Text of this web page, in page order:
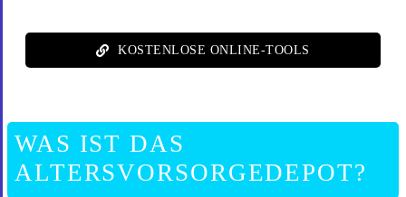
KOSTENLOSE ONLINE-TOOLS
WAS IST DAS
ALTERSVORSORGEDEPOT?